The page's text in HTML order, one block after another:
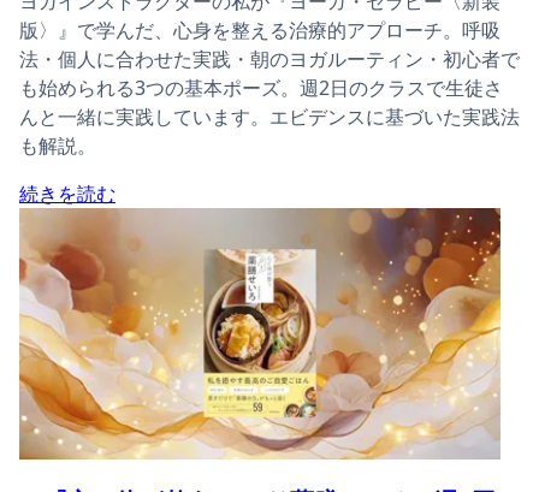
版〉』で学んだ、心身を整える治療的アプローチ。呼吸
法・個人に合わせた実践・朝のヨガルーティン・初心者で
も始められる3つの基本ポーズ。週2日のクラスで生徒さ
んと一緒に実践しています。エビデンスに基づいた実践法
も解説。
続きを読む